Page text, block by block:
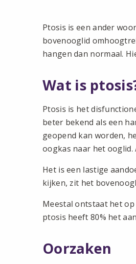
Ptosis is een ander
bovenooglid
hangen dan normaal.
Wat is
Ptosis is het
beter bekend als een
geopend kan worden,
oogkas naar het
Het is een lastige
kijken, zit het
Meestal ontstaat het
ptosis heeft 80% het
Oorzaken